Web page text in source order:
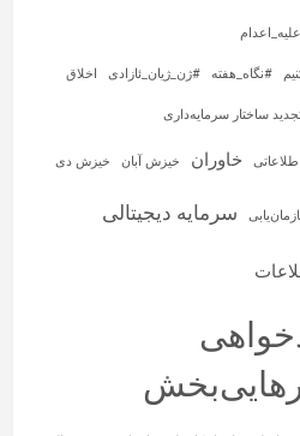
#نگاه_هفته #ژن_ژیان_ئازادی اخلاق
ساختار سرمایه‌داری
خاوران خیزش آبان خیزش دی
سرمایه‌ دیجیتالی